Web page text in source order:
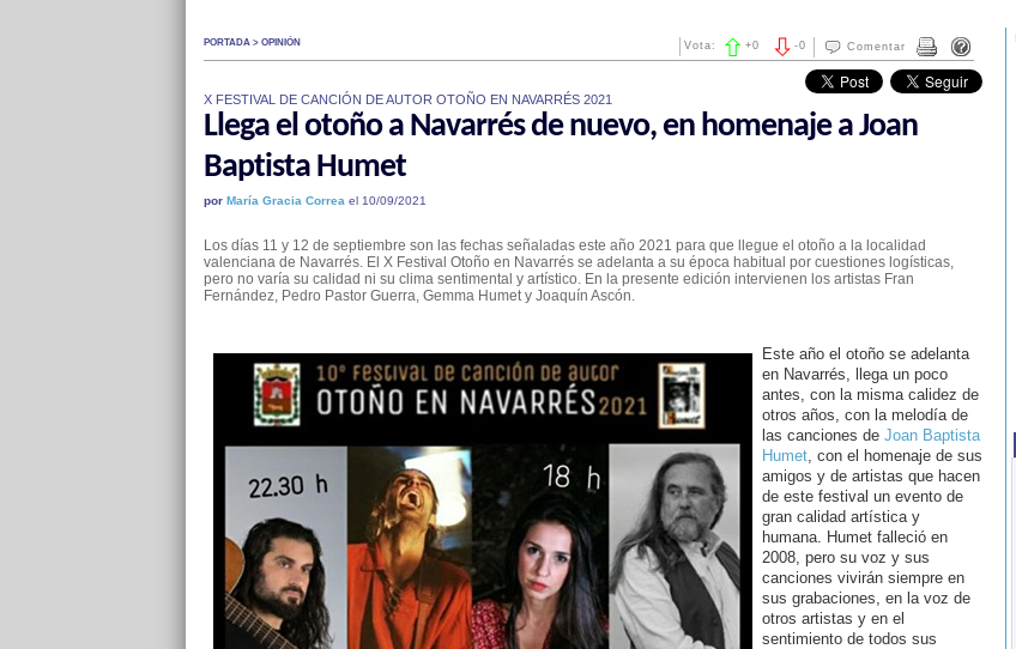
PORTADA > OPINIÓN Comentar
-0
Vota: +0
X FESTIVAL DE CANCIÓN DE AUTOR OTOÑO EN NAVARRÉS 2021
Llega el otoño a Navarrés de nuevo, en homenaje a Joan
Baptista Humet
por María Gracia Correa el 10/09/2021
Los días 11 y 12 de septiembre son las fechas señaladas este año 2021 para que llegue el otoño a la localidad
valenciana de Navarrés. El X Festival Otoño en Navarrés se adelanta a su época habitual por cuestiones logísticas,
pero no varía su calidad ni su clima sentimental y artístico. En la presente edición intervienen los artistas Fran
Fernández, Pedro Pastor Guerra, Gemma Humet y Joaquín Ascón.
Este año el otoño se adelanta
en Navarrés, llega un poco
antes, con la misma calidez de
otros años, con la melodía de
las canciones de Joan Baptista
Humet, con el homenaje de sus
amigos y de artistas que hacen
de este festival un evento de
gran calidad artística y
humana. Humet falleció en
2008, pero su voz y sus
canciones vivirán siempre en
sus grabaciones, en la voz de
otros artistas y en el
sentimiento de todos sus